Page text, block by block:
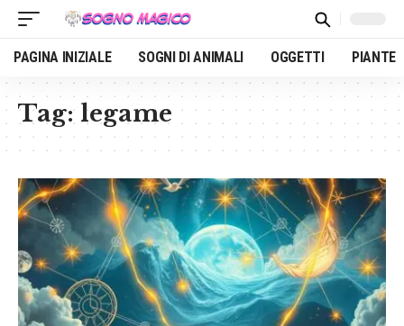
PAGINA INIZIALE SOGNI DI ANIMALI OGGETTI PIANTE
Tag: legame